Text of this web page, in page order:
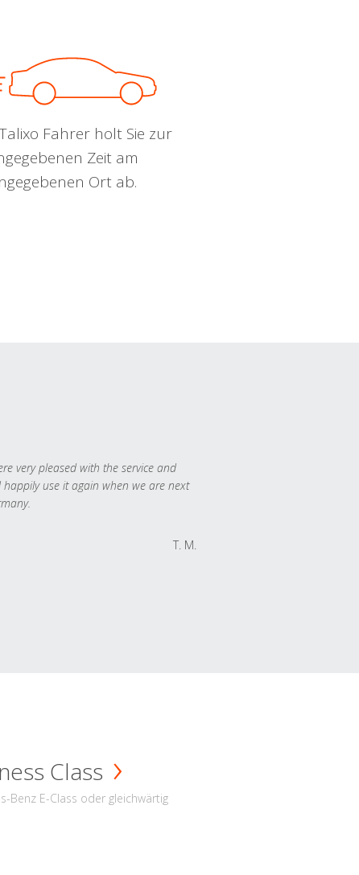
Fahrer holt Sie zur
Zeit am
Ort ab.
very pleased with the service and
happily use it again when we are next
T. M.
Class
Benz E-Class oder gleichwärtig